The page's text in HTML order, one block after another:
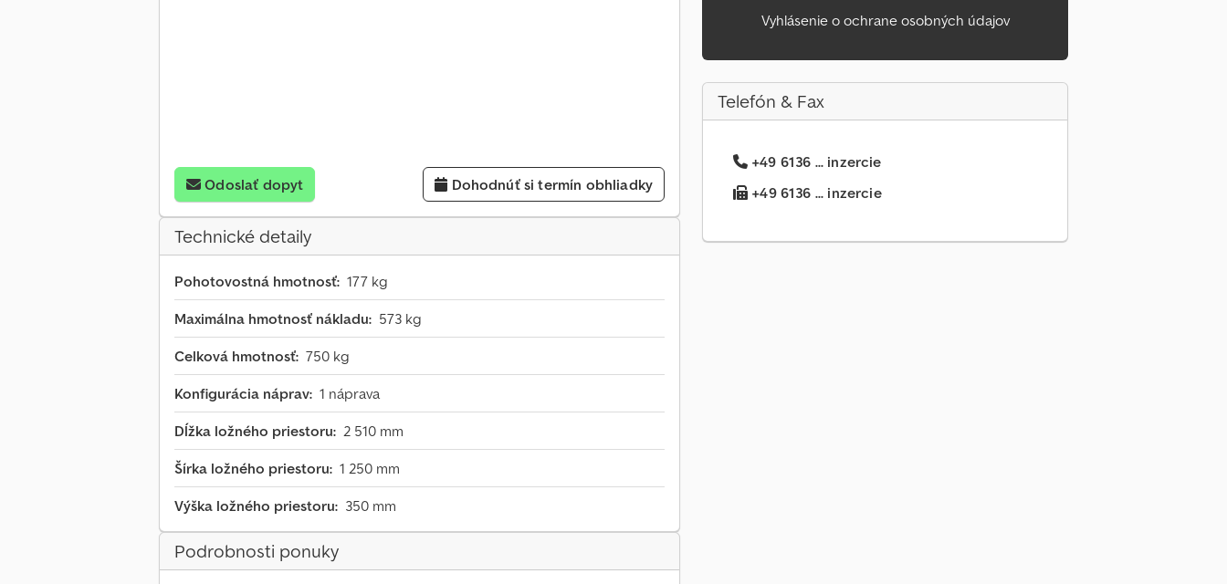
Odoslať dopyt Dohodnúť si termín obhliadky
Technické detaily
Pohotovostná hmotnosť: 177 kg
Maximálna hmotnosť nákladu: 573 kg
Celková hmotnosť: 750 kg
Konfigurácia náprav: 1 náprava
Dĺžka ložného priestoru: 2 510 mm
Šírka ložného priestoru: 1 250 mm
Výška ložného priestoru: 350 mm
Podrobnosti ponuky
Vyhlásenie o ochrane osobných údajov
Telefón & Fax
+49 6136 ... inzercie
+49 6136 ... inzercie